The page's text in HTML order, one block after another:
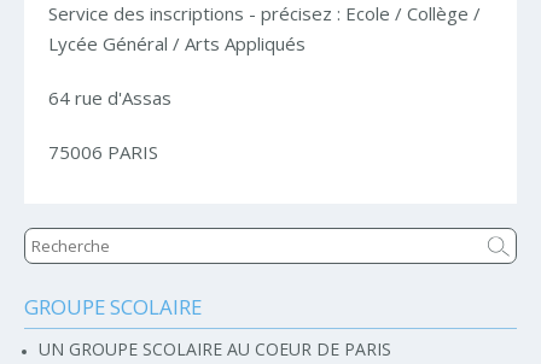
Service des inscriptions - précisez : Ecole / Collège /
Lycée Général / Arts Appliqués
64 rue d'Assas
75006 PARIS
Navigation
GROUPE SCOLAIRE
UN GROUPE SCOLAIRE AU COEUR DE PARIS